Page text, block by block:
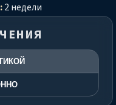
2 недели